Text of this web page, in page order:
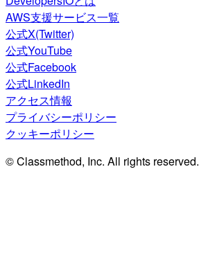
AWS支援サービス一覧
公式X(Twitter)
公式YouTube
公式Facebook
公式LinkedIn
アクセス情報
プライバシーポリシー
クッキーポリシー
© Classmethod, Inc. All rights reserved.